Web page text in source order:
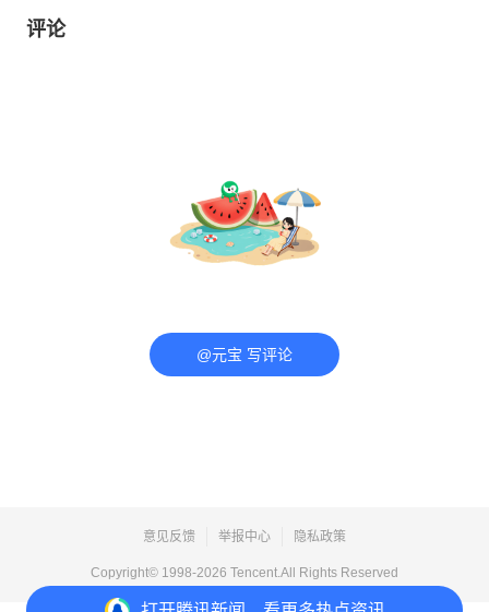
评论
@元宝 写评论
意见反馈 举报中心 隐私政策
Copyright© 1998-2026 Tencent.All Rights Reserved